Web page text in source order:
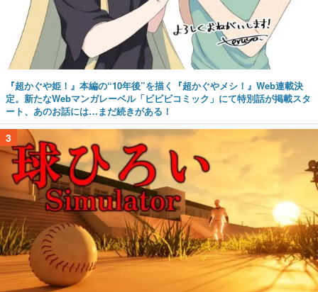
『超かぐや姫！』本編の“10年後”を描く『超かぐやメシ！』Web連載決
定。新たなWebマンガレーベル「ビビビコミック」にて特別話が掲載スタ
ート、あのお話には…まだ続きがある！
3